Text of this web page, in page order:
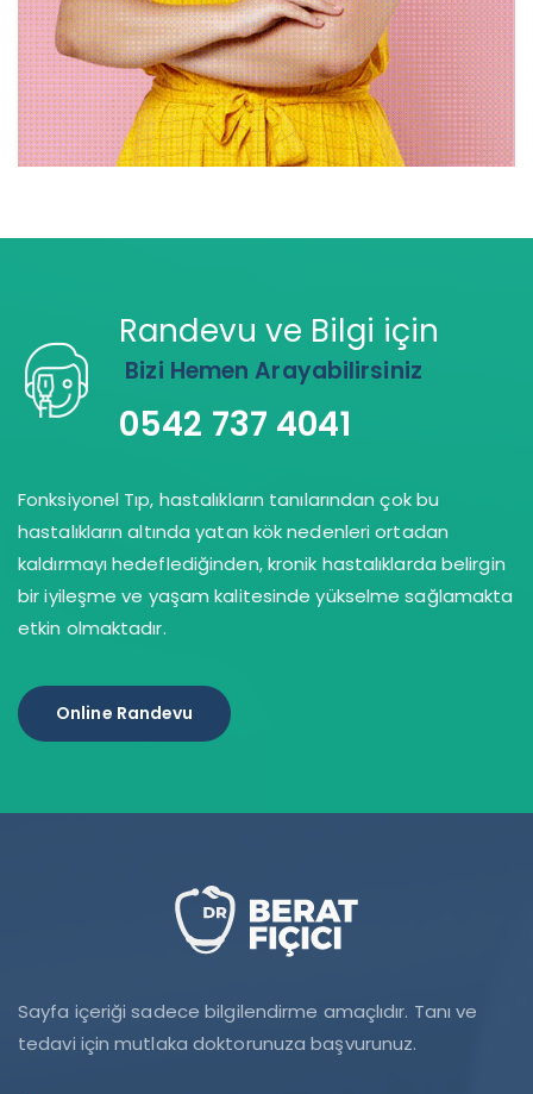
Randevu ve Bilgi için
Bizi Hemen Arayabilirsiniz
0542 737 4041
Fonksiyonel Tıp, hastalıkların tanılarından çok bu
hastalıkların altında yatan kök nedenleri ortadan
kaldırmayı hedeflediğinden, kronik hastalıklarda belirgin
bir iyileşme ve yaşam kalitesinde yükselme sağlamakta
etkin olmaktadır.
Online Randevu
Sayfa içeriği sadece bilgilendirme amaçlıdır. Tanı ve
tedavi için mutlaka doktorunuza başvurunuz.